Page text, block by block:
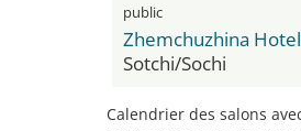
public
Sotchi/Sochi
Calendrier des salons